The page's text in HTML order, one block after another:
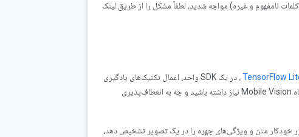
نامفهوم و غیره) مواجه شدید، لطفاً مشکل را از طریق لینک
TensorFlow
، در یک SDK واحد، اعمال تکنیک‌های یادگیری
ماشین را در برنامه‌های شما آسان می‌کند. چه به قابلیت‌های بلادرنگ مدل‌های روی دستگاه Mobile Vision نیاز داشته باشید و چه به انعطاف‌پذیری
خودکار متن و ویژگی‌های چهره را در یک تصویر تشخیص دهد،